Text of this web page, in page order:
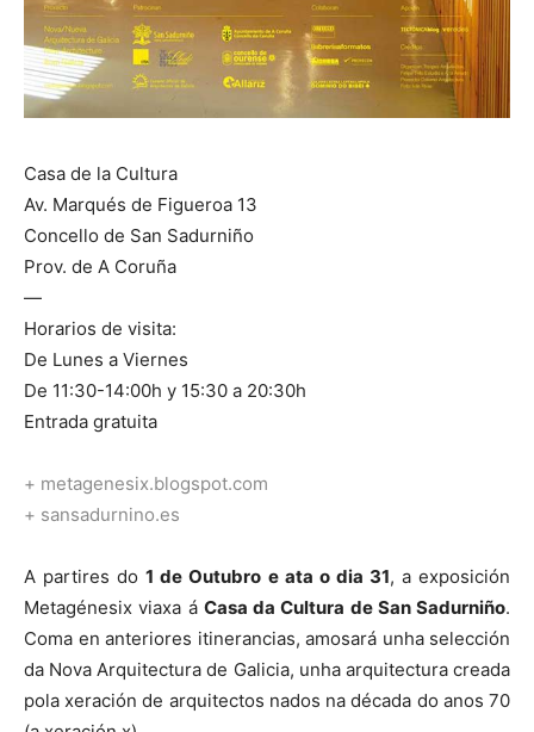
Casa de la Cultura
Av. Marqués de Figueroa 13
Concello de San Sadurniño
Prov. de A Coruña
—
Horarios de visita:
De Lunes a Viernes
De 11:30-14:00h y 15:30 a 20:30h
Entrada gratuita
+ metagenesix.blogspot.com
+ sansadurnino.es
A partires do1 de Outubro e ata o dia 31, a exposición
Metagénesix viaxa á Casa da Cultura de San Sadurniño.
Coma en anteriores itinerancias, amosará unha selección
da Nova Arquitectura de Galicia, unha arquitectura creada
pola xeración de arquitectos nados na década do anos 70